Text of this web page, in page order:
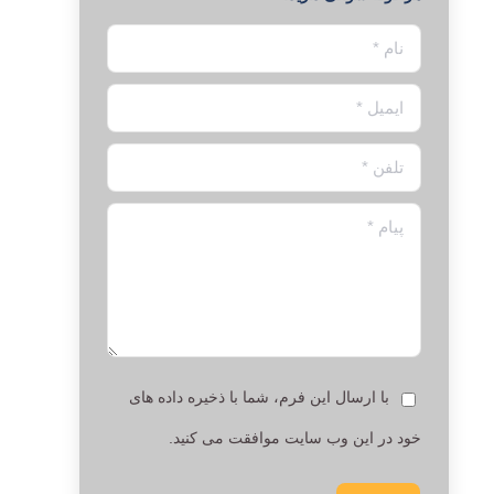
نام *
ایمیل *
تلفن *
پیام *
با ارسال این فرم، شما با ذخیره داده های
خود در این وب سایت موافقت می کنید.